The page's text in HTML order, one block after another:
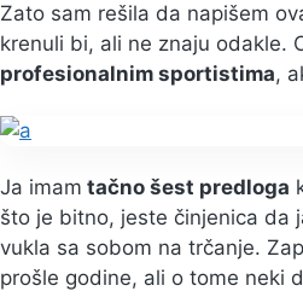
Zato sam rešila da napišem
krenuli bi, ali ne znaju odakle.
profesionalnim sportistima,
Ja imam tačno šest predloga
što je bitno, jeste činjenica da
vukla sa sobom na trčanje.
prošle godine, ali o tome neki